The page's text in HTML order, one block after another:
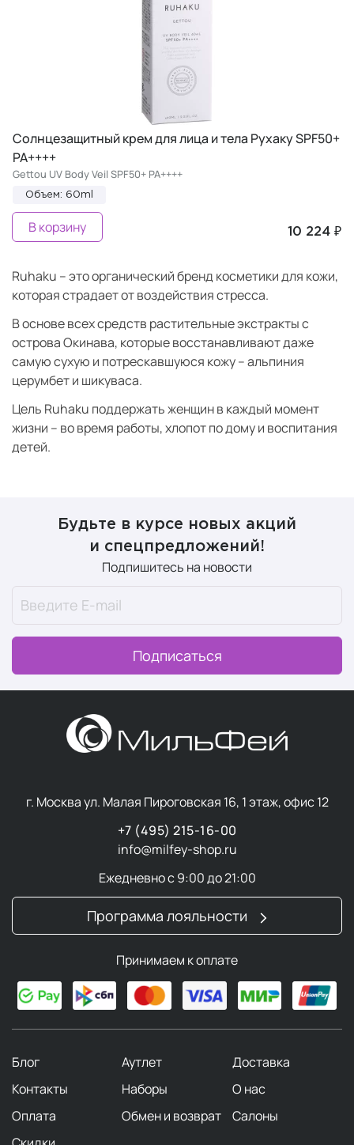
Солнцезащитный крем для лица и тела Рухаку SPF50+
PA++++
Gettou UV Body Veil SPF50+ PA++++
Объем: 60ml
10 224 ₽
В корзину
Ruhaku – это органический бренд косметики для кожи,
которая страдает от воздействия стресса.
В основе всех средств растительные экстракты с
острова Окинава, которые восстанавливают даже
самую сухую и потрескавшуюся кожу – альпиния
церумбет и шикуваса.
Цель Ruhaku поддержать женщин в каждый момент
жизни – во время работы, хлопот по дому и воспитания
детей.
Будьте в курсе новых акций
и спецпредложений!
Подпишитесь на новости
Подписаться
г. Москва ул. Малая Пироговская 16, 1 этаж, офис 12
+7 (495) 215-16-00
info@milfey-shop.ru
Ежедневно с 9:00 до 21:00
Программа лояльности
Принимаем к оплате
Блог Аутлет
Доставка
Контакты
Наборы
О нас
Оплата
Обмен и возврат
Салоны